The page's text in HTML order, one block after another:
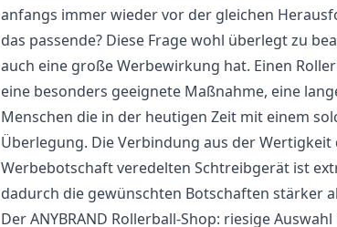
anfangs immer wieder vor der gleichen
das passende? Diese Frage wohl überlegt zu
auch eine große Werbewirkung hat. Einen
eine besonders geeignete Maßnahme, eine
Menschen die in der heutigen Zeit mit einem
Überlegung. Die Verbindung aus der
Werbebotschaft veredelten Schtreibgerät ist
dadurch die gewünschten Botschaften stärker
Der ANYBRAND Rollerball-Shop: riesige